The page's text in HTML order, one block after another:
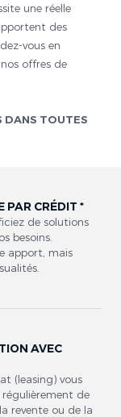
une réelle
des
vous en
offres de
DANS TOUTES
PAR CRÉDIT *
de solutions
besoins.
apport, mais
AVEC
(leasing) vous
de
revente ou de la